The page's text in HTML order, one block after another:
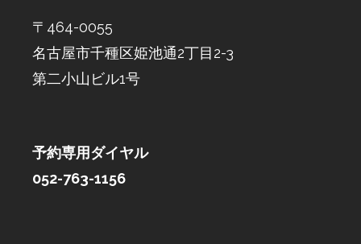
〒464-0055
名古屋市千種区姫池通2丁目2-3
第二小山ビル1号
予約専用ダイヤル
052-763-1156